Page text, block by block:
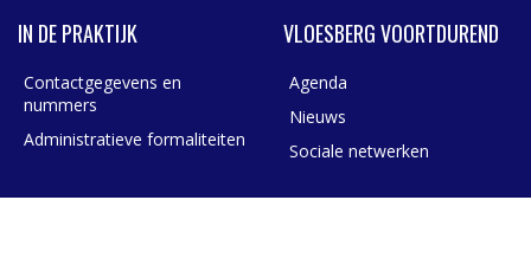
IN DE PRAKTIJK
Contactgegevens en
nummers
Administratieve formaliteiten
VLOESBERG VOORTDUREND
Agenda
Nieuws
Sociale netwerken